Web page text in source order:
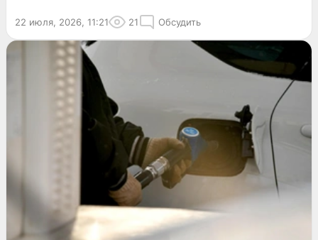
22 июля, 2026, 11:21 21 Обсудить